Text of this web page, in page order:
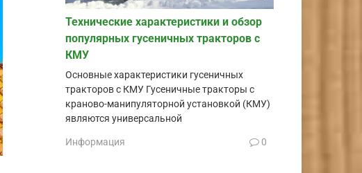
Технические характеристики и обзор
популярных гусеничных тракторов с
КМУ
Основные характеристики гусеничных
тракторов с КМУ Гусеничные тракторы с
краново-манипуляторной установкой (КМУ)
являются универсальной
Информация 0